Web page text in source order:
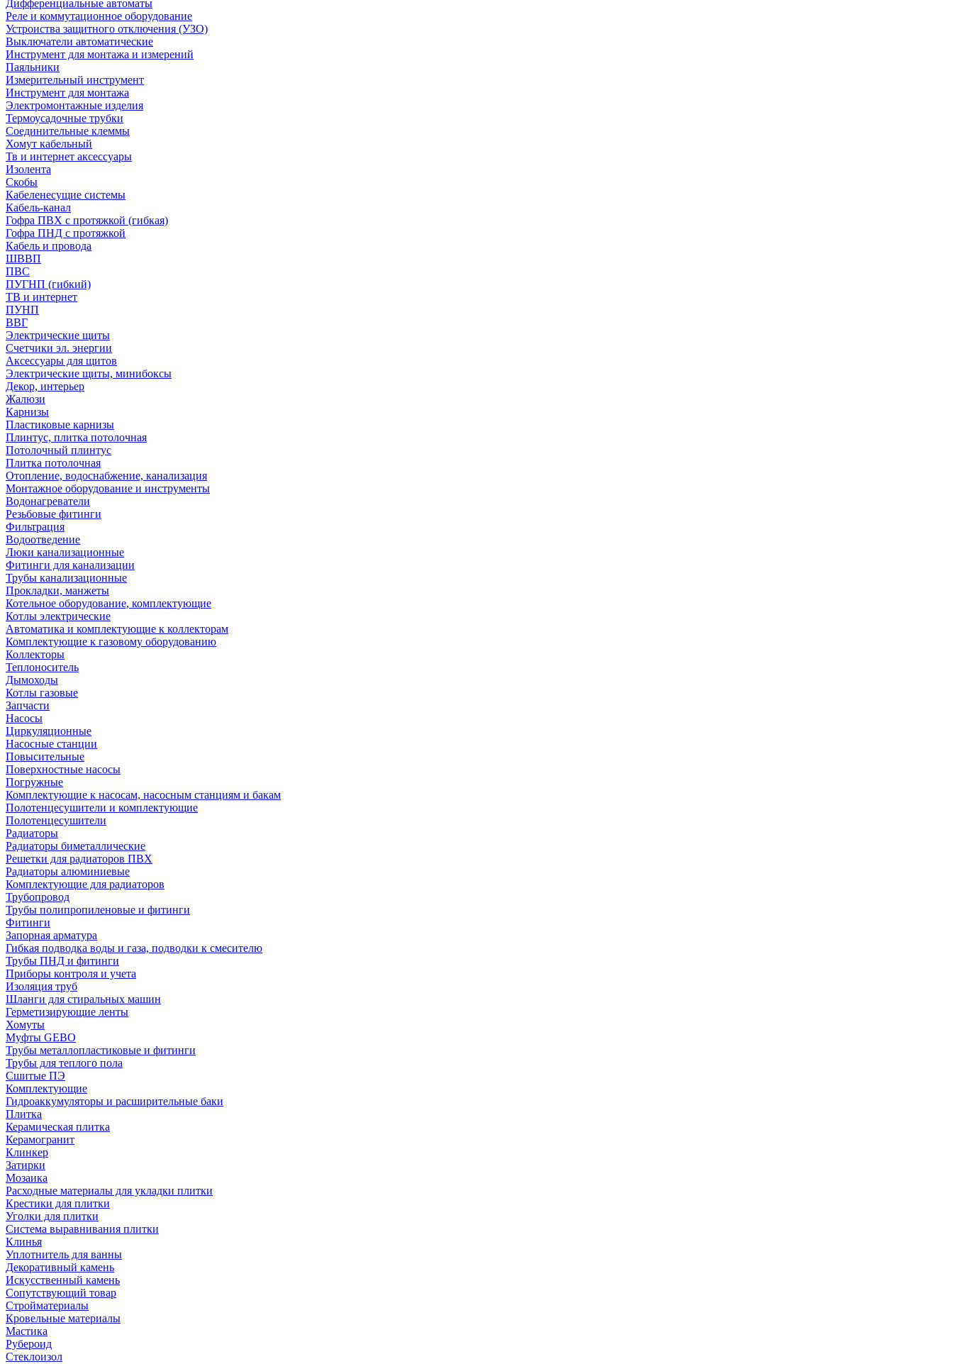
Дифференциальные автоматы
Реле и коммутационное оборудование
Устроиства защитного отключения (УЗО)
Выключатели автоматические
Инструмент для монтажа и измерений
Паяльники
Измерительный инструмент
Инструмент для монтажа
Электромонтажные изделия
Термоусадочные трубки
Соединительные клеммы
Хомут кабельный
Тв и интернет аксессуары
Изолента
Скобы
Кабеленесущие системы
Кабель-канал
Гофра ПВХ с протяжкой (гибкая)
Гофра ПНД с протяжкой
Кабель и провода
ШВВП
ПВС
ПУГНП (гибкий)
ТВ и интернет
ПУНП
ВВГ
Электрические щиты
Счетчики эл. энергии
Аксессуары для щитов
Электрические щиты, минибоксы
Декор, интерьер
Жалюзи
Карнизы
Пластиковые карнизы
Плинтус, плитка потолочная
Потолочный плинтус
Плитка потолочная
Отопление, водоснабжение, канализация
Монтажное оборудование и инструменты
Водонагреватели
Резьбовые фитинги
Фильтрация
Водоотведение
Люки канализационные
Фитинги для канализации
Трубы канализационные
Прокладки, манжеты
Котельное оборудование, комплектующие
Котлы электрические
Автоматика и комплектующие к коллекторам
Комплектующие к газовому оборудованию
Коллекторы
Теплоноситель
Дымоходы
Котлы газовые
Запчасти
Насосы
Циркуляционные
Насосные станции
Повысительные
Поверхностные насосы
Погружные
Комплектующие к насосам, насосным станциям и бакам
Полотенцесушители и комплектующие
Полотенцесушители
Радиаторы
Радиаторы биметаллические
Решетки для радиаторов ПВХ
Радиаторы алюминиевые
Комплектующие для радиаторов
Трубопровод
Трубы полипропиленовые и фитинги
Фитинги
Запорная арматура
Гибкая подводка воды и газа, подводки к смесителю
Трубы ПНД и фитинги
Приборы контроля и учета
Изоляция труб
Шланги для стиральных машин
Герметизирующие ленты
Хомуты
Муфты GEBO
Трубы металлопластиковые и фитинги
Трубы для теплого пола
Сшитые ПЭ
Комплектующие
Гидроаккумуляторы и расширительные баки
Плитка
Керамическая плитка
Керамогранит
Клинкер
Затирки
Мозаика
Расходные материалы для укладки плитки
Крестики для плитки
Уголки для плитки
Система выравнивания плитки
Клинья
Уплотнитель для ванны
Декоративный камень
Искусственный камень
Сопутствующий товар
Стройматериалы
Кровельные материалы
Мастика
Рубероид
Стеклоизол